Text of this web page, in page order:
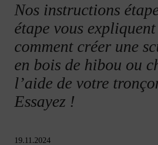
Nos instructions
étape vous expliquent
comment créer une
en bois de hibou ou
l’aide de votre
Essayez !
19.11.2024
Étape 4 : travaillez les détails
Étape 5 : ajoutez les touches finales
Étape 6 : traitez le bois
Résumé